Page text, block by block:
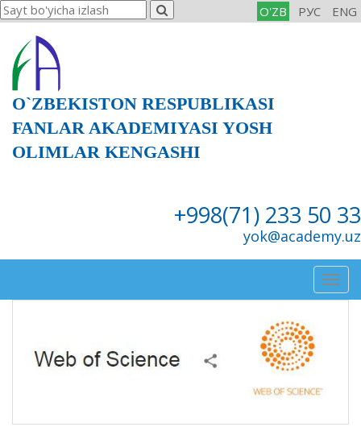
O'ZB РУС ENG
O`ZBEKISTON RESPUBLIKASI
FANLAR AKADEMIYASI YOSH
OLIMLAR KENGASHI
+998(71) 233 50 33
yok@academy.uz